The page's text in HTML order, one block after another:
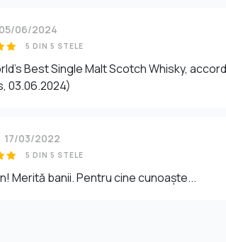
05/06/2024
5 DIN 5 STELE
Best Single Malt Scotch Whisky,
03.06.2024)
17/03/2022
5 DIN 5 STELE
Merită banii. Pentru cine cunoaște...